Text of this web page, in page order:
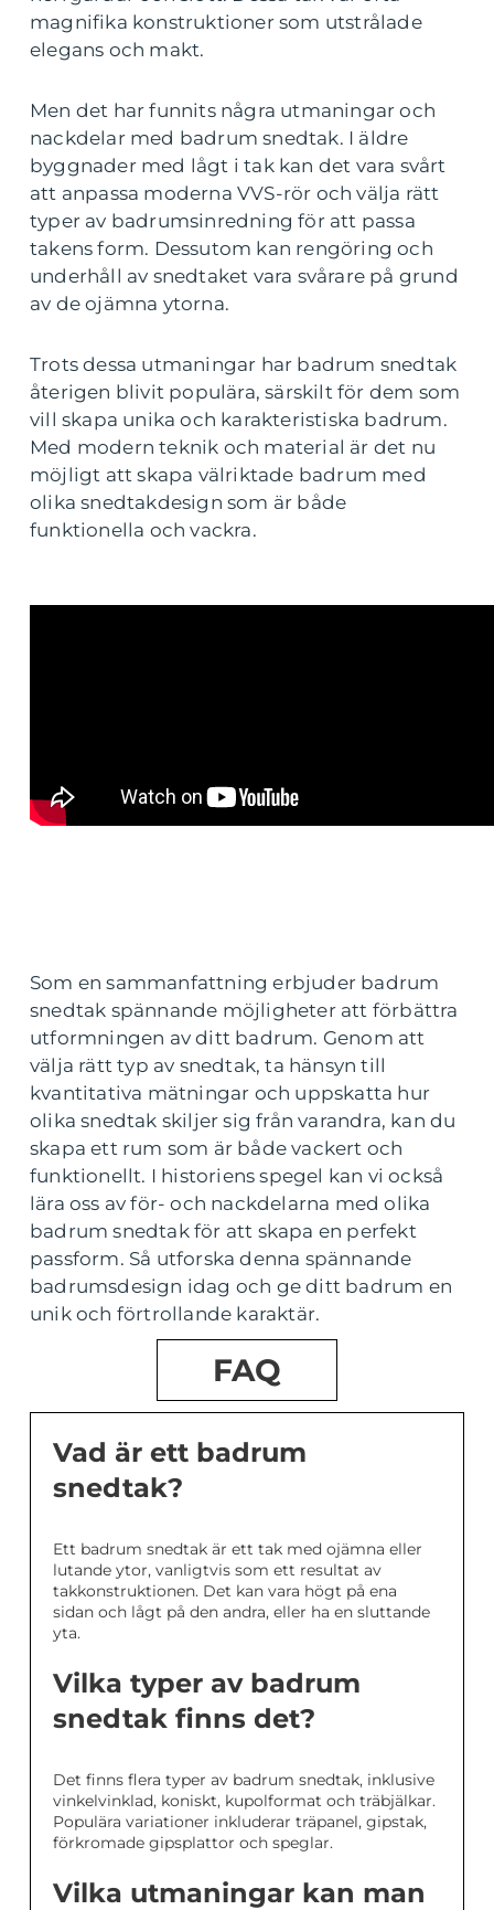
magnifika konstruktioner som utstrålade
elegans och makt.
Men det har funnits några utmaningar och
nackdelar med badrum snedtak. I äldre
byggnader med lågt i tak kan det vara svårt
att anpassa moderna VVS-rör och välja rätt
typer av badrumsinredning för att passa
takens form. Dessutom kan rengöring och
underhåll av snedtaket vara svårare på grund
av de ojämna ytorna.
Trots dessa utmaningar har badrum snedtak
återigen blivit populära, särskilt för dem som
vill skapa unika och karakteristiska badrum.
Med modern teknik och material är det nu
möjligt att skapa välriktade badrum med
olika snedtakdesign som är både
funktionella och vackra.
Som en sammanfattning erbjuder badrum
snedtak spännande möjligheter att förbättra
utformningen av ditt badrum. Genom att
välja rätt typ av snedtak, ta hänsyn till
kvantitativa mätningar och uppskatta hur
olika snedtak skiljer sig från varandra, kan du
skapa ett rum som är både vackert och
funktionellt. I historiens spegel kan vi också
lära oss av för- och nackdelarna med olika
badrum snedtak för att skapa en perfekt
passform. Så utforska denna spännande
badrumsdesign idag och ge ditt badrum en
unik och förtrollande karaktär.
FAQ
Vad är ett badrum
snedtak?
Ett badrum snedtak är ett tak med ojämna eller
lutande ytor, vanligtvis som ett resultat av
takkonstruktionen. Det kan vara högt på ena
sidan och lågt på den andra, eller ha en sluttande
yta.
Vilka typer av badrum
snedtak finns det?
Det finns flera typer av badrum snedtak, inklusive
vinkelvinklad, koniskt, kupolformat och träbjälkar.
Populära variationer inkluderar träpanel, gipstak,
förkromade gipsplattor och speglar.
Vilka utmaningar kan man